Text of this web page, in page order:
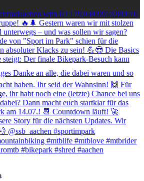
with ID 17936809953289670